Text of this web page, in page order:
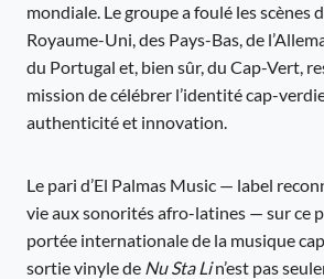
mondiale. Le groupe a foulé les scènes
Royaume-Uni, des Pays-Bas, de
du Portugal et, bien sûr, du Cap-Vert,
mission de célébrer l’identité cap-
authenticité et innovation.
Le pari d’El Palmas Music — label
vie aux sonorités afro-latines — sur ce
portée internationale de la musique
sortie vinyle de Nu Sta Lin’est pas